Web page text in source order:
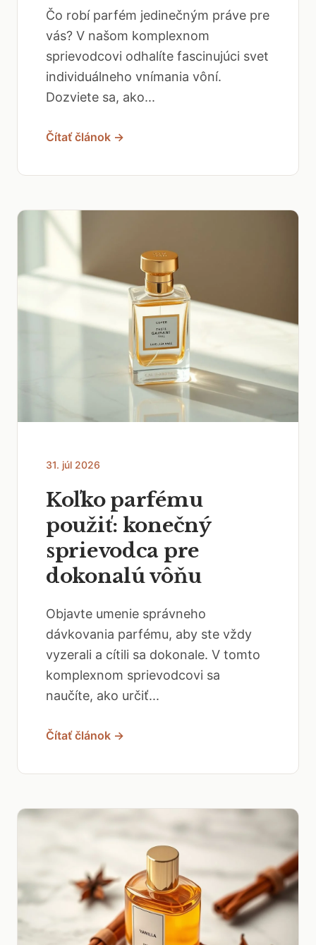
Čo robí parfém jedinečným práve pre
vás? V našom komplexnom
sprievodcovi odhalíte fascinujúci svet
individuálneho vnímania vôní.
Dozviete sa, ako...
Čítať článok →
31. júl 2026
Koľko parfému
použiť: konečný
sprievodca pre
dokonalú vôňu
Objavte umenie správneho
dávkovania parfému, aby ste vždy
vyzerali a cítili sa dokonale. V tomto
komplexnom sprievodcovi sa
naučíte, ako určiť...
Čítať článok →